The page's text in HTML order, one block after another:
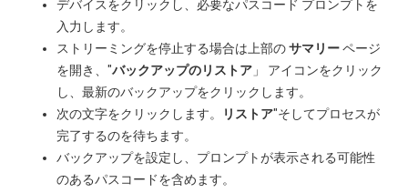
デバイスをクリックし、必要なパスコード プロンプトを
入力します。
ストリーミングを停止する場合は上部のサマリーページ
を開き、"バックアップのリストア 」 アイコンをクリック
し、最新のバックアップをクリックします。
次の文字をクリックします。
リストア"そしてプロセスが
完了するのを待ちます。
バックアップを設定し、プロンプトが表示される可能性
のあるパスコードを含めます。